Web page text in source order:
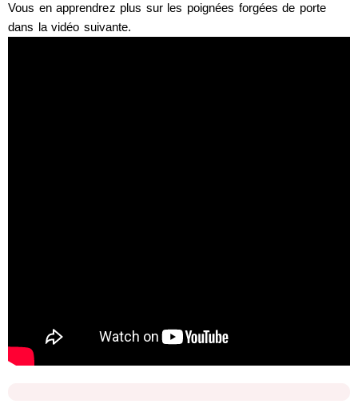
Vous en apprendrez plus sur les poignées forgées de porte
dans la vidéo suivante.